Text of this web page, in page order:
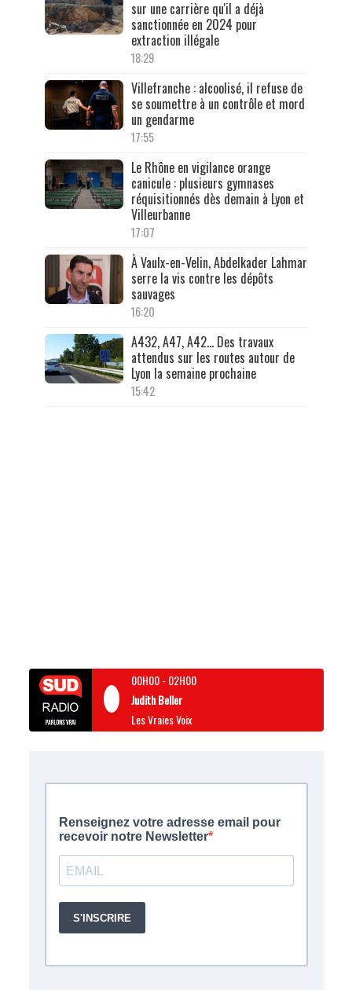
sur une carrière qu'il a déjà
sanctionnée en 2024 pour
extraction illégale
18:29
Villefranche : alcoolisé, il refuse de
se soumettre à un contrôle et mord
un gendarme
17:55
Le Rhône en vigilance orange
canicule : plusieurs gymnases
réquisitionnés dès demain à Lyon et
Villeurbanne
17:07
À Vaulx-en-Velin, Abdelkader Lahmar
serre la vis contre les dépôts
sauvages
16:20
A432, A47, A42… Des travaux
attendus sur les routes autour de
Lyon la semaine prochaine
15:42
00H00- 02H00
Judith Beller
Les Vraies Voix